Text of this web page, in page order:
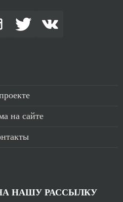
на сайте
НАШУ РАССЫЛКУ